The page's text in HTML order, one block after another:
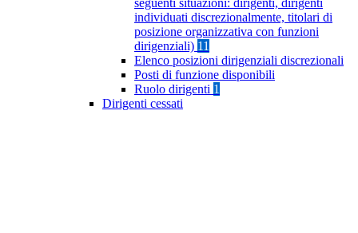
seguenti situazioni: dirigenti, dirigenti
individuati discrezionalmente, titolari di
posizione organizzativa con funzioni
dirigenziali) 11
Elenco posizioni dirigenziali discrezionali
Posti di funzione disponibili
Ruolo dirigenti 1
Dirigenti cessati